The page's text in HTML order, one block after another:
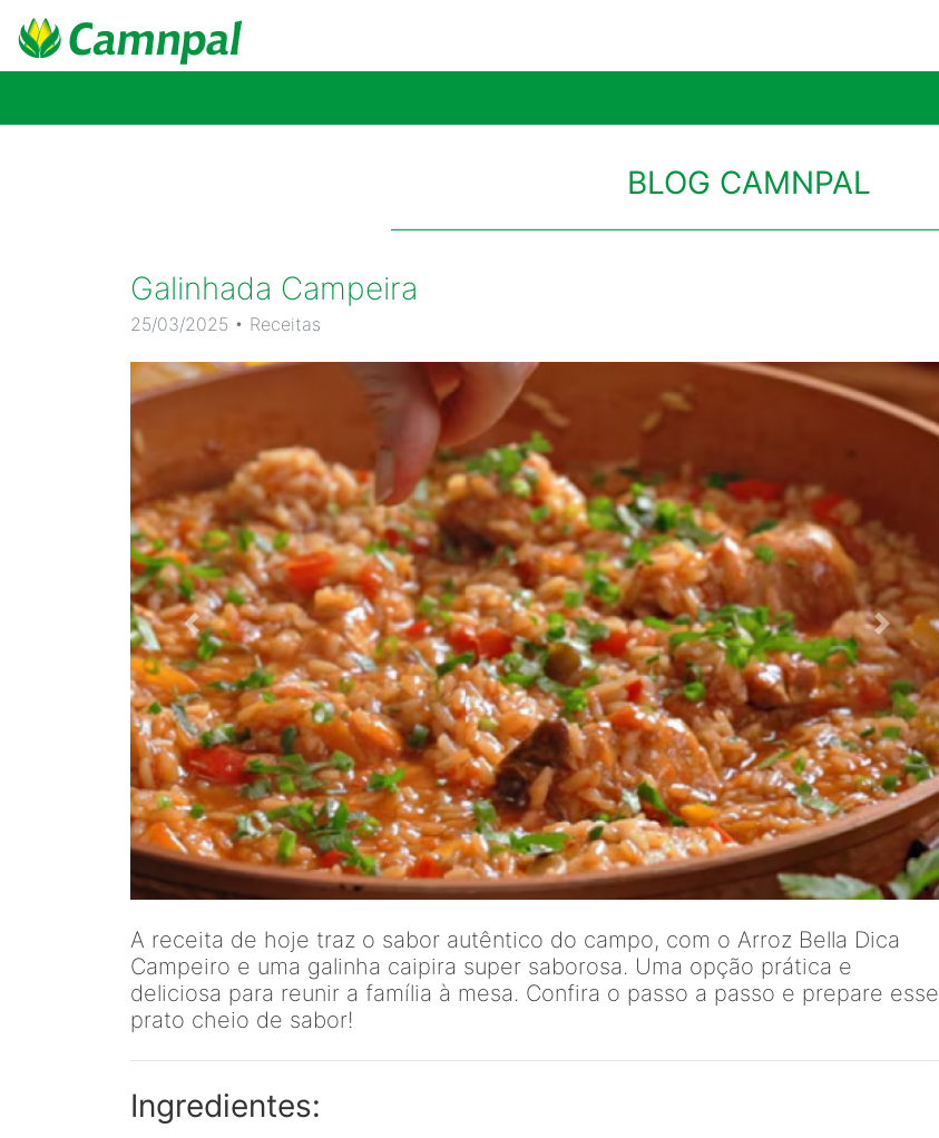
BLOG CAMNPAL
Galinhada Campeira
25/03/2025 • Receitas
A receita de hoje traz o sabor autêntico do campo, com o Arroz Bella Dica
Campeiro e uma galinha caipira super saborosa. Uma opção prática e
deliciosa para reunir a família à mesa. Confira o passo a passo e prepare esse
prato cheio de sabor!
Ingredientes: